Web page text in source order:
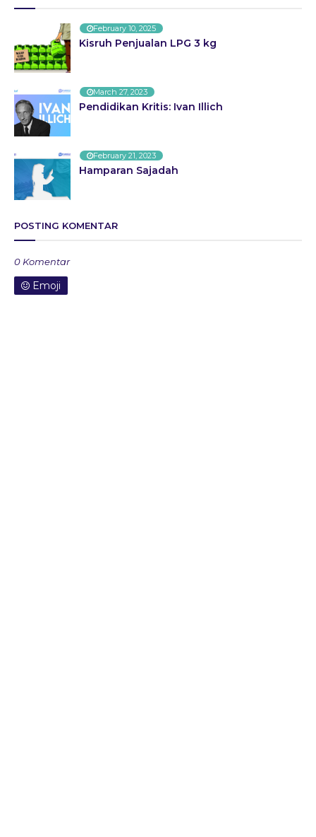
February 10, 2025
Kisruh Penjualan LPG 3 kg
March 27, 2023
Pendidikan Kritis: Ivan Illich
February 21, 2023
Hamparan Sajadah
POSTING KOMENTAR
0 Komentar
Emoji